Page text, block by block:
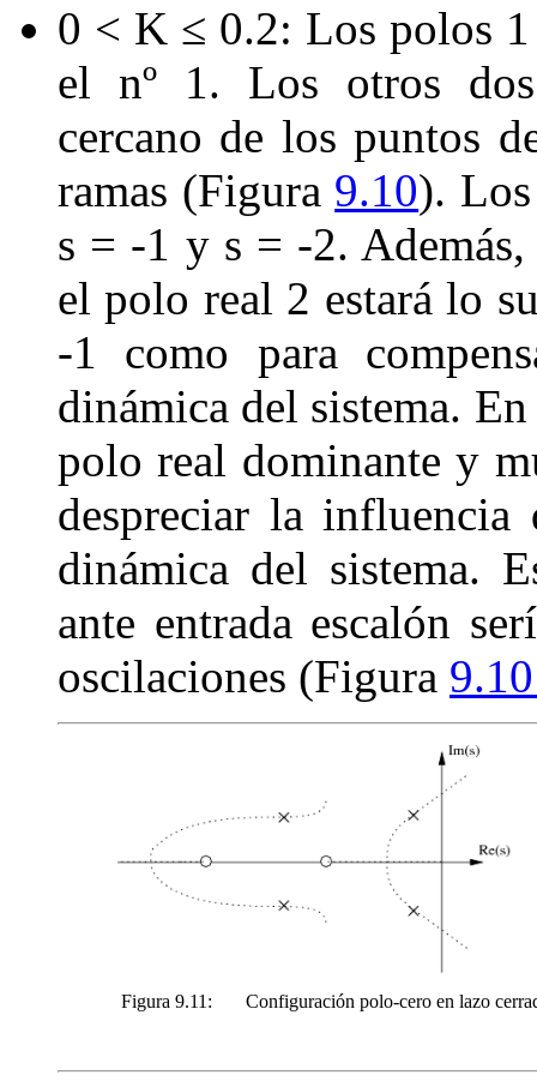
0 < K ≤ 0.2: Los polos 1
el nº 1. Los otros
cercano de los puntos
ramas (Figura 9.10).
s = -1 y s = -2.
el polo real 2 estará lo
-1 como para
dinámica del sistema.
polo real dominante y
despreciar la
dinámica del sistema.
ante entrada escalón
oscilaciones (Figura
Figura 9.11: Configuración polo-cero en lazo